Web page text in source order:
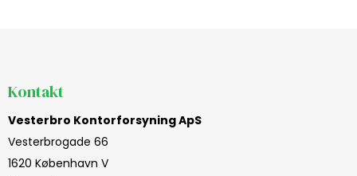
Kontakt
Vesterbro Kontorforsyning ApS
Vesterbrogade 66
1620 København V